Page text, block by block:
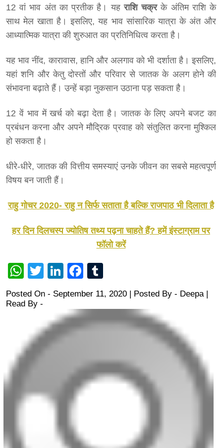
12 वां भाव अंत का प्रतीक है। यहराशि चक्रके अंतिम राशि के
साथ मेल खाता है। इसलिए, यह भाव सांसारिक यात्रा के अंत और
आध्यात्मिक यात्रा की शुरुआत का प्रतिनिधित्व करता है।
यह भाव नींद, कारावास, हानि और अलगाव को भी दर्शाता है। इसलिए,
यहां शनि और केतु दोस्तों और परिवार से जातक के अलग होने की
संभावना बढ़ाते हैं। उन्हें बड़ा नुकसान उठाना पड़ सकता है।
12 वें भाव में खर्च को बढ़ा देता है। जातक के लिए अपने बजट का
प्रबंधन करना और अपने मौद्रिक प्रवाह को संतुलित करना मुश्किल
हो सकता है।
धीरे-धीरे, जातक की वित्तीय समस्याएं उनके जीवन का सबसे महत्वपूर्ण
विषय बन जाती हैं।
राहु गोचर 2020- राहु न सिर्फ सताता है बल्कि राजपाठ भी दिलाता है
हर दिन दिलचस्प ज्योतिष तथ्य पढ़ना चाहते हैं? हमें इंस्टाग्राम पर
फॉलो करें
WhatsApp
TwitterLinkedInFacebook
Posted On - September 11, 2020 | Posted By - Deepa|
Read By -